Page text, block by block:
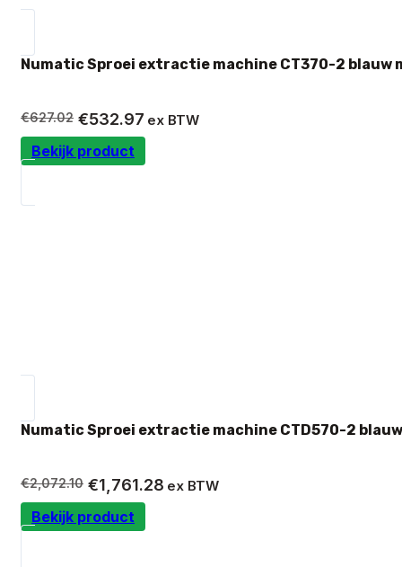
Numatic Sproei extractie machine CT370-2 blauw
€627.02
Oorspronkelijke
prijs
was:
€532.97
Huidige
prijs
is:
ex BTW
Bekijk product
Numatic Sproei extractie machine CTD570-2
€2,072.10
Oorspronkelijke
prijs
was:
€1,761.28
Huidige
prijs
is:
ex BTW
Bekijk product